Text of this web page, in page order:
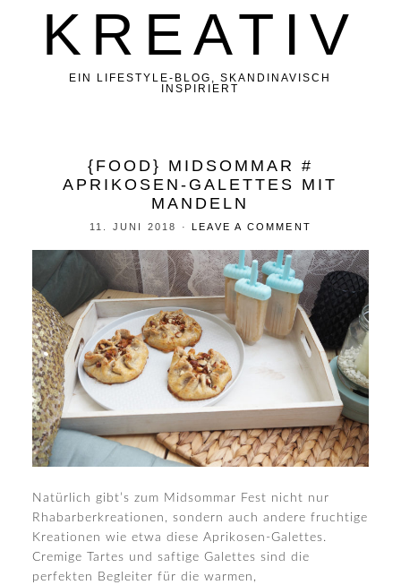
KREATIV
EIN LIFESTYLE-BLOG, SKANDINAVISCH
INSPIRIERT
{FOOD} MIDSOMMAR #
APRIKOSEN-GALETTES MIT
MANDELN
11. JUNI 2018 ·LEAVE A COMMENT
Natürlich gibt’s zum Midsommar Fest nicht nur
Rhabarberkreationen, sondern auch andere fruchtige
Kreationen wie etwa diese Aprikosen-Galettes.
Cremige Tartes und saftige Galettes sind die
perfekten Begleiter für die warmen,